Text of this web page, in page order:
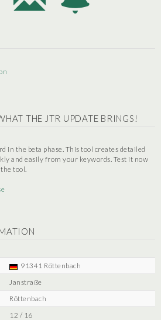
THE JTR UPDATE BRINGS!
in the beta phase. This tool creates detailed
and easily from your keywords. Test it now
tool.
91341 Röttenbach
Janstraße
Röttenbach
12 / 16